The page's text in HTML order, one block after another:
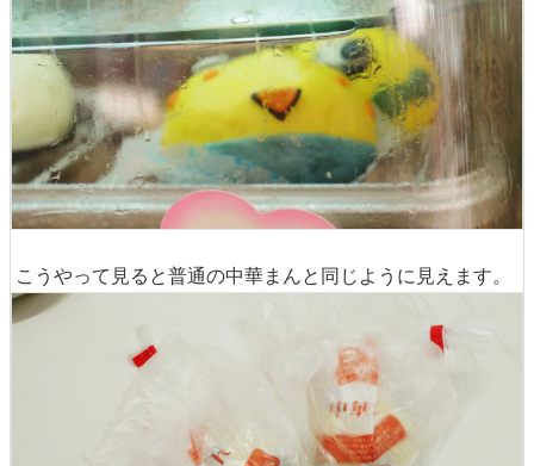
こうやって見ると普通の中華まんと同じように見えます。